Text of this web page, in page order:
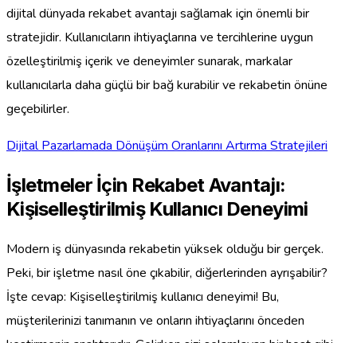
dijital dünyada rekabet avantajı sağlamak için önemli bir
stratejidir. Kullanıcıların ihtiyaçlarına ve tercihlerine uygun
özelleştirilmiş içerik ve deneyimler sunarak, markalar
kullanıcılarla daha güçlü bir bağ kurabilir ve rekabetin önüne
geçebilirler.
Dijital Pazarlamada Dönüşüm Oranlarını Artırma Stratejileri
İşletmeler İçin Rekabet Avantajı:
Kişiselleştirilmiş Kullanıcı Deneyimi
Modern iş dünyasında rekabetin yüksek olduğu bir gerçek.
Peki, bir işletme nasıl öne çıkabilir, diğerlerinden ayrışabilir?
İşte cevap: Kişiselleştirilmiş kullanıcı deneyimi! Bu,
müşterilerinizi tanımanın ve onların ihtiyaçlarını önceden